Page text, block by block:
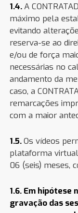
1.4.A
máximo pela
evitando
reserva-se ao
e/ou de força
necessárias no
andamento da
caso, a
remarcações
com a maior
1.5.Os vídeos
plataforma
06 (seis) meses,
1.6. Em hipótese
gravação das